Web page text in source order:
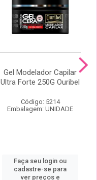
Gel Modelador Capilar
Ultra Forte 250G Ouribel
Código: 5214
Embalagem: UNIDADE
Faça seu login ou
cadastre-se para
ver preços e